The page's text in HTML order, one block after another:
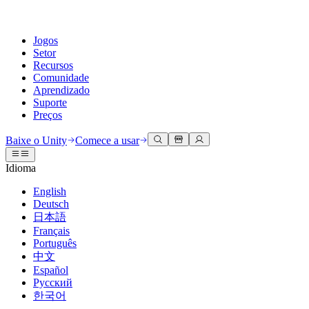
Jogos
Setor
Recursos
Comunidade
Aprendizado
Suporte
Preços
Engine do Unity
Crie jogos 2D e 3D para qualquer plataforma
Colaboração
Colabore e itere rapidamente com sua equipe
Baixe o Unity
Planos e preços
Implante
Multiplataforma
Colaboração 3D
Construa e revise projetos 3D em tempo real
Treinamento imersivo
Treine em ambientes imersivos
Experiências do cliente
Crie experiências interativas em 3D
Setores
Manufatura
Documentação
Ferramentas de desenvolvedor
Versões de lançamento e rastreador de problemas
Roteiro
Revisar recursos futuros
Glossário
Discussões
Eventos
Eventos globais e locais
Histórias da comunidade
Made with Unity
Mostrando criadores do Unity
Unity Learn
Domine habilidades do Unity gratuitamente
Treinamento profissional
Aprimore sua equipe com treinadores do Unity
É iniciante no Unity?
Conceitos básicos
Inicie seu aprendizado
Caminhos Essenciais do Unity
Obter ajuda
Ajudando você a ter sucesso com Unity
Planos de sucesso
Alcance seus objetivos mais rápido com suporte especializado
Perguntas frequentes
Respostas para perguntas comuns
Entre em contato conosco
Conecte-se com nossa equipe
Baixe o Unity Comece a usar
Idioma
English
Deutsch
日本語
Français
Português
中文
Español
Русский
한국어